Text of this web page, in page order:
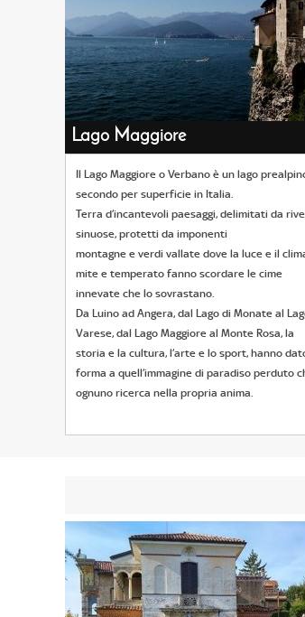
Lago Maggiore
Il Lago Maggiore o Verbano è un lago
secondo per superficie in Italia.
Terra d’incantevoli paesaggi, delimitati da rive
sinuose, protetti da imponenti
montagne e verdi vallate dove la luce e il
mite e temperato fanno scordare le cime
innevate che lo sovrastano.
Da Luino ad Angera, dal Lago di Monate al
Varese, dal Lago Maggiore al Monte Rosa, la
storia e la cultura, l’arte e lo sport, hanno
forma a quell’immagine di paradiso perduto
ognuno ricerca nella propria anima.